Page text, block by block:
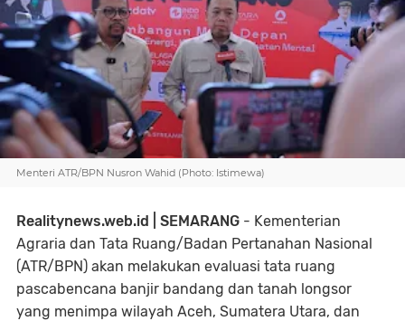
Menteri ATR/BPN Nusron Wahid (Photo: Istimewa)
Realitynews.web.id | SEMARANG - Kementerian
Agraria dan Tata Ruang/Badan Pertanahan Nasional
(ATR/BPN) akan melakukan evaluasi tata ruang
pascabencana banjir bandang dan tanah longsor
yang menimpa wilayah Aceh, Sumatera Utara, dan